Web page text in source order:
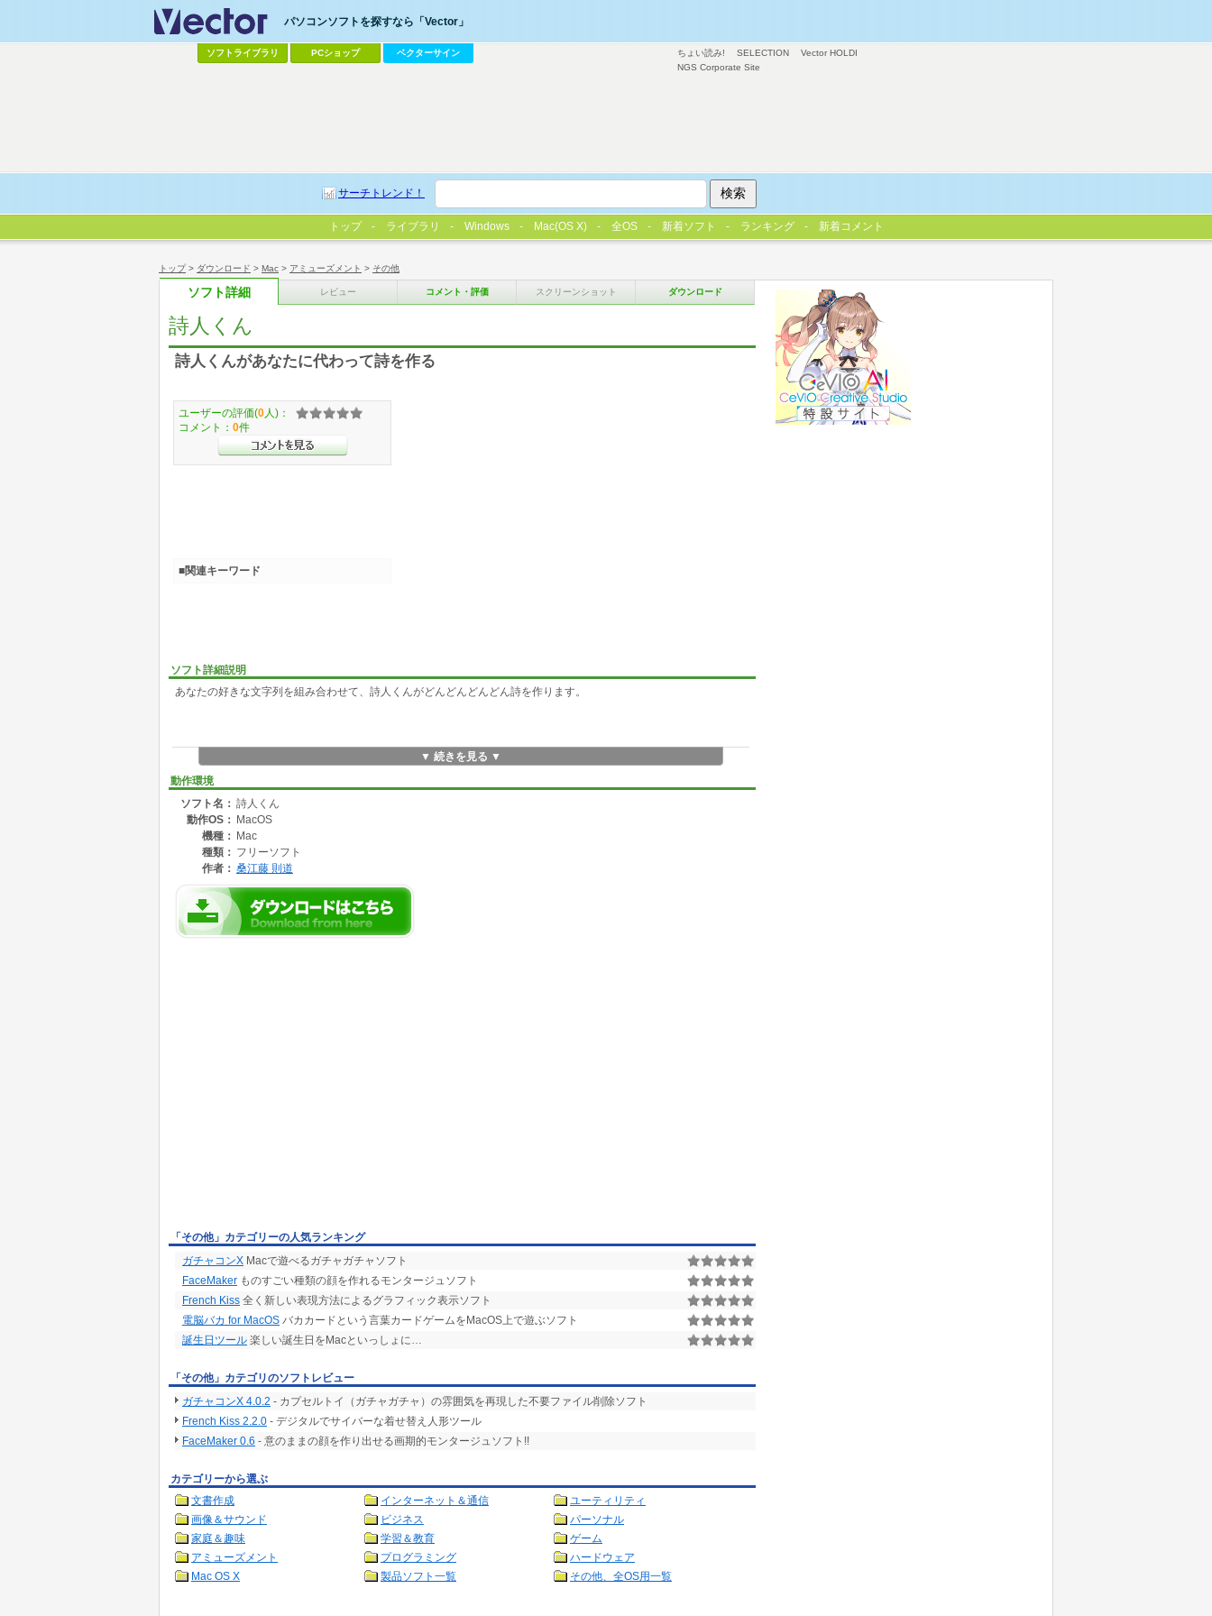
トップ> ダウンロード > Mac > アミューズメント > その他
ソフト詳細 レビュー コメント・評価 スクリーンショット ダウンロード
詩人くん
詩人くんがあなたに代わって詩を作る
ソフト詳細説明
あなたの好きな文字列を組み合わせて、詩人くんがどんどんどんどん詩を作ります。
▼ 続きを見る ▼
動作環境
ソフト名： 詩人くん
動作OS： MacOS
機種： Mac
種類： フリーソフト
作者： 桑江藤 則道
ユーザーの評価(0 人)：
コメント： 0件
■関連キーワード
「その他」カテゴリーの人気ランキング
ガチャコンX Macで遊べるガチャガチャソフト
FaceMaker ものすごい種類の顔を作れるモンタージュソフト
French Kiss 全く新しい表現方法によるグラフィック表示ソフト
電脳バカ for MacOS バカカードという言葉カードゲームをMacOS上で遊ぶソフト
誕生日ツール 楽しい誕生日をMacといっしょに…
「その他」カテゴリのソフトレビュー
ガチャコンX 4.0.2 - カプセルトイ（ガチャガチャ）の雰囲気を再現した不要ファイル削除ソフト
French Kiss 2.2.0 - デジタルでサイバーな着せ替え人形ツール
FaceMaker 0.6 - 意のままの顔を作り出せる画期的モンタージュソフト!!
カテゴリーから選ぶ
文書作成
インターネット＆通信
ユーティリティ
画像＆サウンド
ビジネス
パーソナル
家庭＆趣味
学習＆教育
ゲーム
アミューズメント
プログラミング
ハードウェア
Mac OS X
製品ソフト一覧 その他、全OS用一覧
ちょい読み! SELECTION
Vector HOLDI
NGS Corporate Site
パソコンソフトを探すなら「Vector」
ソフトライブラリ PCショップ ベクターサイン
サーチトレンド！
トップ ライブラリ Windows Mac(OS X) 全OS 新着ソフト ランキング 新着コメント